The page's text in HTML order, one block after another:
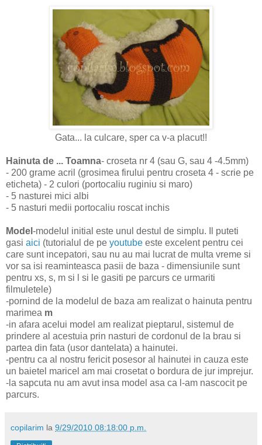
Gata... la culcare, sper ca v-a placut!!
Hainuta de ... Toamna- croseta nr 4 (sau G, sau 4 -4.5mm)
- 200 grame acril (grosimea firului pentru croseta 4 - scrie pe
eticheta) - 2 culori (portocaliu ruginiu si maro)
- 5 nasturei mici albi
- 5 nasturi medii portocaliu roscat inchis
Model -modelul initial este unul destul de simplu. Il puteti
gasi aici (tutorialul de pe youtube este excelent pentru cei
care sunt incepatori, sau nu au mai lucrat de multa vreme si
vor sa isi reaminteasca pasii de baza - dimensiunile sunt
pentru xs, s, m si l si le gasiti pe parcurs ce urmariti
filmuletele)
-pornind de la modelul de baza am realizat o hainuta pentru
marimea m
-in afara acelui model am realizat pieptarul, sistemul de
prindere al acestuia prin nasturi de cordonul de la brau si
partea din fata (usor dantelata) a hainutei.
-pentru ca al nostru fericit posesor al hainutei in cauza este
un baietel maricel am mai crosetat o bordura de jur imprejur.
-la sapcuta nu am avut insa model asa ca l-am nascocit pe
parcurs.
copilarim la 9/29/2010 08:18:00 p.m.